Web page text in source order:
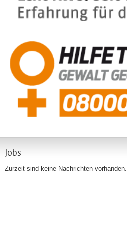
Jobs
Zurzeit sind keine Nachrichten vorhanden.